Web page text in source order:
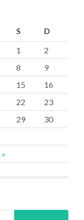
S D
1
2
8
9
15
16
22
23
29
30